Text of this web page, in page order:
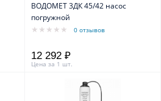
ВОДОМЕТ 3ДК 45/42 насос
погружной
0 отзывов
12 292 ₽
Цена за 1 шт.